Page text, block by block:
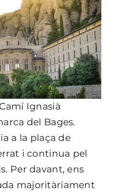
Ignasià
del Bages.
a la plaça de
i continua pel
Per davant, ens
majoritàriament